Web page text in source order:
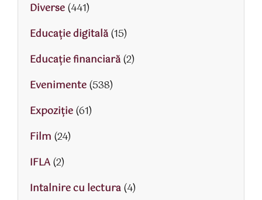
Diverse(441)
Educaţie digitală(15)
Educaţie financiară(2)
Evenimente(538)
Expoziție(61)
Film (24)
IFLA(2)
Intalnire cu lectura(4)